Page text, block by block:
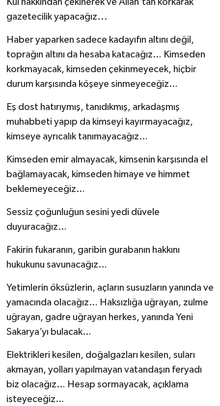
Kul hakkından çekinerek ve Allah’tan korkarak
gazetecilik yapacağız...
Haber yaparken sadece kadayıfın altını değil,
toprağın altını da hesaba katacağız… Kimseden
korkmayacak, kimseden çekinmeyecek, hiçbir
durum karşısında köşeye sinmeyeceğiz…
Eş dost hatırıymış, tanıdıkmış, arkadaşmış
muhabbeti yapıp da kimseyi kayırmayacağız,
kimseye ayrıcalık tanımayacağız…
Kimseden emir almayacak, kimsenin karşısında el
bağlamayacak, kimseden himaye ve himmet
beklemeyeceğiz…
Sessiz çoğunluğun sesini yedi düvele
duyuracağız…
Fakirin fukaranın, garibin gurabanın hakkını
hukukunu savunacağız…
Yetimlerin öksüzlerin, açların susuzların yanında ve
yamacında olacağız… Haksızlığa uğrayan, zulme
uğrayan, gadre uğrayan herkes, yanında Yeni
Sakarya’yı bulacak…
Elektrikleri kesilen, doğalgazları kesilen, suları
akmayan, yolları yapılmayan vatandaşın feryadı
biz olacağız… Hesap sormayacak, açıklama
isteyeceğiz…